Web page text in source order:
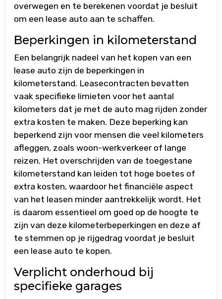
overwegen en te berekenen voordat je besluit
om een lease auto aan te schaffen.
Beperkingen in kilometerstand
Een belangrijk nadeel van het kopen van een
lease auto zijn de beperkingen in
kilometerstand. Leasecontracten bevatten
vaak specifieke limieten voor het aantal
kilometers dat je met de auto mag rijden zonder
extra kosten te maken. Deze beperking kan
beperkend zijn voor mensen die veel kilometers
afleggen, zoals woon-werkverkeer of lange
reizen. Het overschrijden van de toegestane
kilometerstand kan leiden tot hoge boetes of
extra kosten, waardoor het financiële aspect
van het leasen minder aantrekkelijk wordt. Het
is daarom essentieel om goed op de hoogte te
zijn van deze kilometerbeperkingen en deze af
te stemmen op je rijgedrag voordat je besluit
een lease auto te kopen.
Verplicht onderhoud bij
specifieke garages